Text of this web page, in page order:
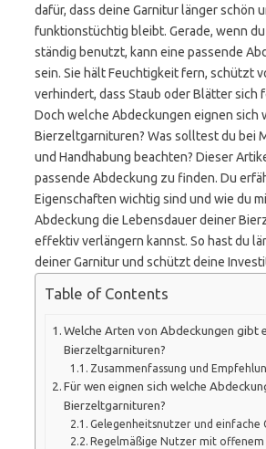
dafür, dass deine Garnitur länger schön
funktionstüchtig bleibt. Gerade, wenn
ständig benutzt, kann eine passende
sein. Sie hält Feuchtigkeit fern, schützt
verhindert, dass Staub oder Blätter sich
Doch welche Abdeckungen eignen sich
Bierzeltgarnituren? Was solltest du bei
und Handhabung beachten? Dieser
passende Abdeckung zu finden. Du
Eigenschaften wichtig sind und wie du
Abdeckung die Lebensdauer deiner
effektiv verlängern kannst. So hast du
deiner Garnitur und schützt deine
Table of Contents
Welche Arten von Abdeckungen gibt
Bierzeltgarnituren?
Zusammenfassung und
Für wen eignen sich welche
Bierzeltgarnituren?
Gelegenheitsnutzer und einfache
Regelmäßige Nutzer mit